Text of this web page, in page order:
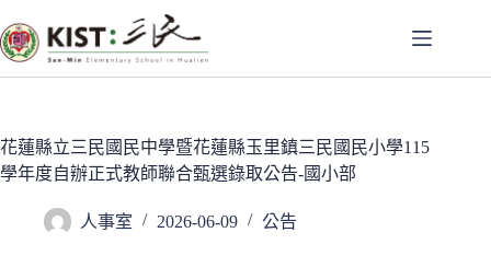
至
主
容
花蓮縣立三民國民中學暨花蓮縣玉里鎮三民國民小學115
學年度自辦正式教師聯合甄選錄取公告-國小部
人事室 2026-06-09 公告